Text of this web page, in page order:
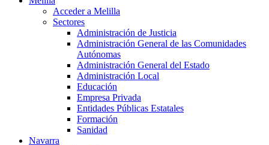
Acceder a Melilla
Sectores
Administración de Justicia
Administración General de las Comunidades
Autónomas
Administración General del Estado
Administración Local
Educación
Empresa Privada
Entidades Públicas Estatales
Formación
Sanidad
Navarra